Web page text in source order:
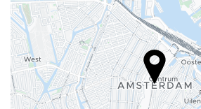
établissement entièrement non-fumeurs
chambres anti-allergie disponibles
Chambres insonorisées
Nourriture et boissons